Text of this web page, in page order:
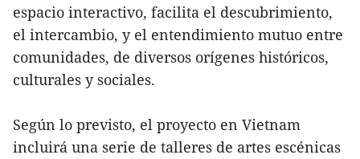
espacio interactivo, facilita el descubrimiento,
el intercambio, y el entendimiento mutuo entre
comunidades, de diversos orígenes históricos,
culturales y sociales.
Según lo previsto, el proyecto en Vietnam
incluirá una serie de talleres de artes escénicas